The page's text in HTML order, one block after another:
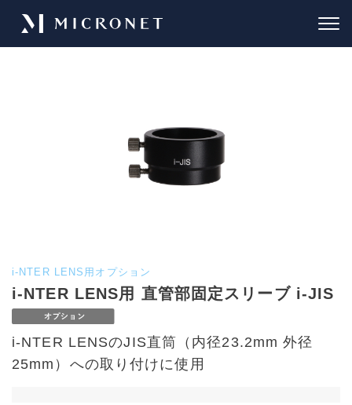
i-NTER LENS用オプション
i-NTER LENS用 直管部固定スリーブ i-JIS
i-NTER LENSのJIS直筒（内径23.2mm 外径
25mm）への取り付けに使用